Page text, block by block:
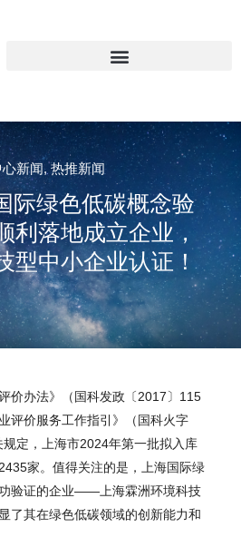
新闻,热推新闻
际绿色低碳概念验
利落地成立企业，
型中小企业认证！
价办法》（国科发政〔2017〕115
评价服务工作指引》（国科火字
规定，上海市2024年第一批拟入库
家。 值得关注的是，上海国际绿
验证的企业——上海霖洲环境科技
了其在绿色低碳领域的创新能力和